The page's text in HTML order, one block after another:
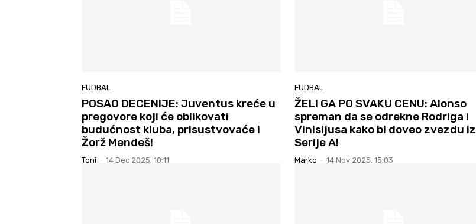
FUDBAL
POSAO DECENIJE: Juventus kreće u
pregovore koji će oblikovati
budućnost kluba, prisustvovaće i
Žorž Mendeš!
Toni - 14 Dec 2025. 10:11
FUDBAL
ŽELI GA PO SVAKU CENU: Alonso
spreman da se odrekne Rodriga i
Vinisijusa kako bi doveo zvezdu iz
Serije A!
Marko - 14 Nov 2025. 15:03